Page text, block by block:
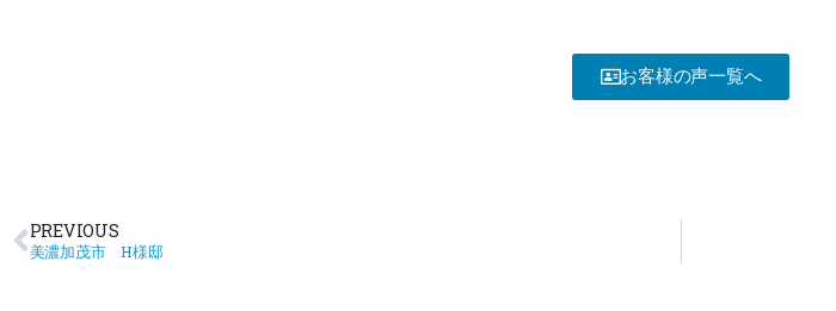
お客様の声一覧へ
PREVIOUS
美濃加茂市 H様邸